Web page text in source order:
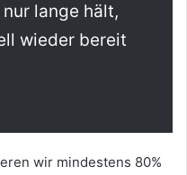
nur lange hält,
wieder bereit
wir mindestens 80%